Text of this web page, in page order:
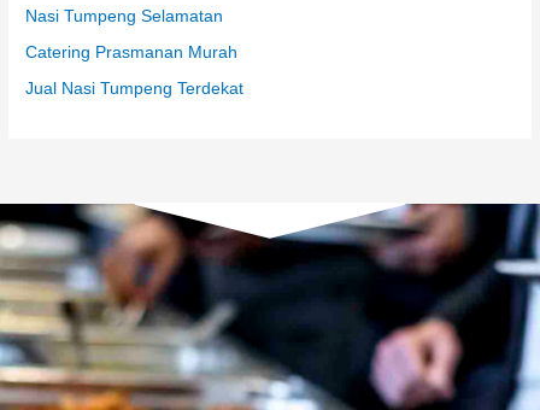
Nasi Tumpeng Selamatan
Catering Prasmanan Murah
Jual Nasi Tumpeng Terdekat